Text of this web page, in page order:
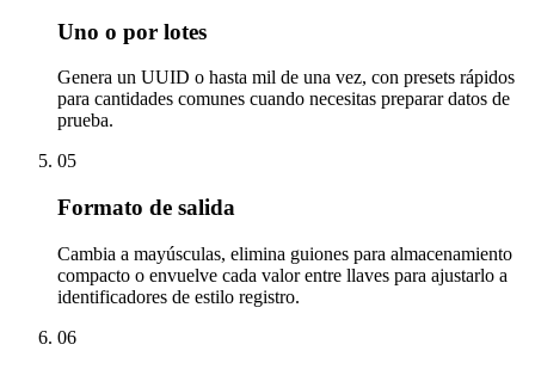
Uno o por lotes
Genera un UUID o hasta mil de una vez, con presets rápidos
para cantidades comunes cuando necesitas preparar datos de
prueba.
05
Formato de salida
Cambia a mayúsculas, elimina guiones para almacenamiento
compacto o envuelve cada valor entre llaves para ajustarlo a
identificadores de estilo registro.
06